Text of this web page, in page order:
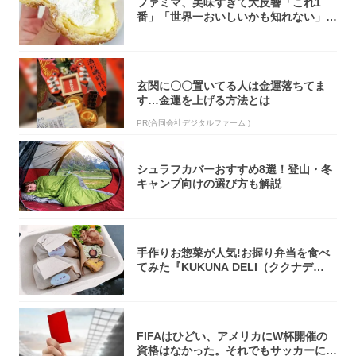
番」「世界一おいしいかも知れない」
玄関に〇〇置いてる人は金運落ちてま
す…金運を上げる方法とは
PR(合同会社デジタルファーム )
シュラフカバーおすすめ8選！登山・冬
キャンプ向けの選び方も解説
手作りお惣菜が人気!お握り弁当を食べ
てみた『KUKUNA DELI（ククナデ
FIFAはひどい、アメリカにW杯開催の
資格はなかった。それでもサッカーには